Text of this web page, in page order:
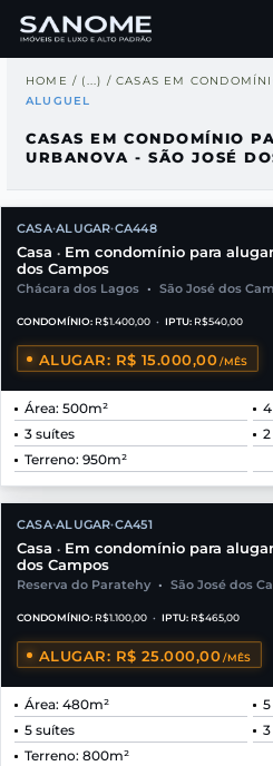
HOME / (...) / CASAS EM
ALUGUEL
CASAS EM CONDOMÍNIO
URBANOVA - SÃO JOSÉ
CASA•ALUGAR•CA448
Casa • Em condomínio para
dos Campos
Chácara dos Lagos • São José dos
CONDOMÍNIO: R$1.400,00 • IPTU: R$540,00
ALUGAR: R$ 15.000,00 /MÊS
Área: 500m²
3 suítes
Terreno: 950m²
★EXCLUSIVIDADE
CASA•ALUGAR•CA451
Casa • Em condomínio para
dos Campos
Reserva do Paratehy • São José dos
CONDOMÍNIO: R$1.100,00 • IPTU: R$465,00
ALUGAR: R$ 25.000,00 /MÊS
Área: 480m²
5 suítes
Terreno: 800m²